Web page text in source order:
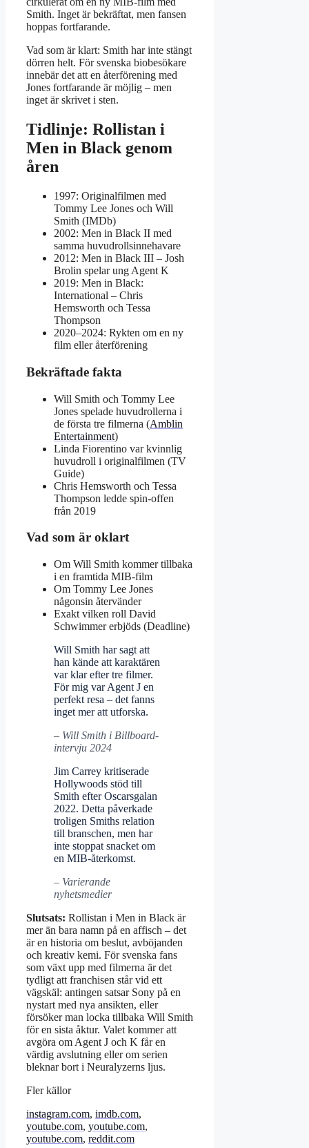
Smith. Inget är bekräftat, men fansen
hoppas fortfarande.
Vad som är klart: Smith har inte stängt
dörren helt. För svenska biobesökare
innebär det att en återförening med
Jones fortfarande är möjlig – men
inget är skrivet i sten.
Tidlinje: Rollistan i
Men in Black genom
åren
1997: Originalfilmen med
Tommy Lee Jones och Will
Smith (IMDb)
2002: Men in Black II med
samma huvudrollsinnehavare
2012: Men in Black III – Josh
Brolin spelar ung Agent K
2019: Men in Black:
International – Chris
Hemsworth och Tessa
Thompson
2020–2024: Rykten om en ny
film eller återförening
Bekräftade fakta
Will Smith och Tommy Lee
Jones spelade huvudrollerna i
de första tre filmerna (Amblin
Entertainment)
Linda Fiorentino var kvinnlig
huvudroll i originalfilmen (TV
Guide)
Chris Hemsworth och Tessa
Thompson ledde spin-offen
från 2019
Vad som är oklart
Om Will Smith kommer tillbaka
i en framtida MIB-film
Om Tommy Lee Jones
någonsin återvänder
Exakt vilken roll David
Schwimmer erbjöds (Deadline)
Will Smith har sagt att
han kände att karaktären
var klar efter tre filmer.
För mig var Agent J en
perfekt resa – det fanns
inget mer att utforska.
– Will Smith i Billboard-
intervju 2024
Jim Carrey kritiserade
Hollywoods stöd till
Smith efter Oscarsgalan
2022. Detta påverkade
troligen Smiths relation
till branschen, men har
inte stoppat snacket om
en MIB-återkomst.
– Varierande
nyhetsmedier
Slutsats: Rollistan i Men in Black är
mer än bara namn på en affisch – det
är en historia om beslut, avböjanden
och kreativ kemi. För svenska fans
som växt upp med filmerna är det
tydligt att franchisen står vid ett
vägskäl: antingen satsar Sony på en
nystart med nya ansikten, eller
försöker man locka tillbaka Will Smith
för en sista åktur. Valet kommer att
avgöra om Agent J och K får en
värdig avslutning eller om serien
bleknar bort i Neuralyzerns ljus.
Fler källor
instagram.com, imdb.com,
youtube.com, youtube.com,
youtube.com, reddit.com